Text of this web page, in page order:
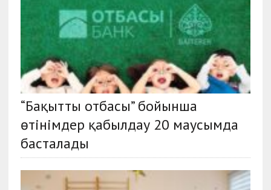
“Бақытты отбасы” бойынша
өтінімдер қабылдау 20 маусымда
басталады